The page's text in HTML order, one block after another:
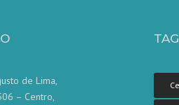
de Lima,
– Centro,